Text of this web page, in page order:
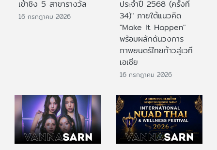
เข้าชิง 5 สาขารางวัล
16 กรกฎาคม 2026
ประจําปี 2568 (ครั้งที่
34)" ภายใต้แนวคิด
"Make It Happen"
พร้อมผลักดันวงการ
ภาพยนตร์ไทยก้าวสู่เวที
เอเชีย
16 กรกฎาคม 2026